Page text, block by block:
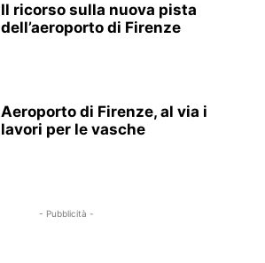
Il ricorso sulla nuova pista
dell’aeroporto di Firenze
Aeroporto di Firenze, al via i
lavori per le vasche
- Pubblicità -